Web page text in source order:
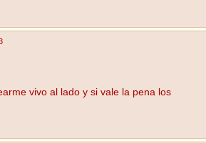
vivo al lado y si vale la pena los